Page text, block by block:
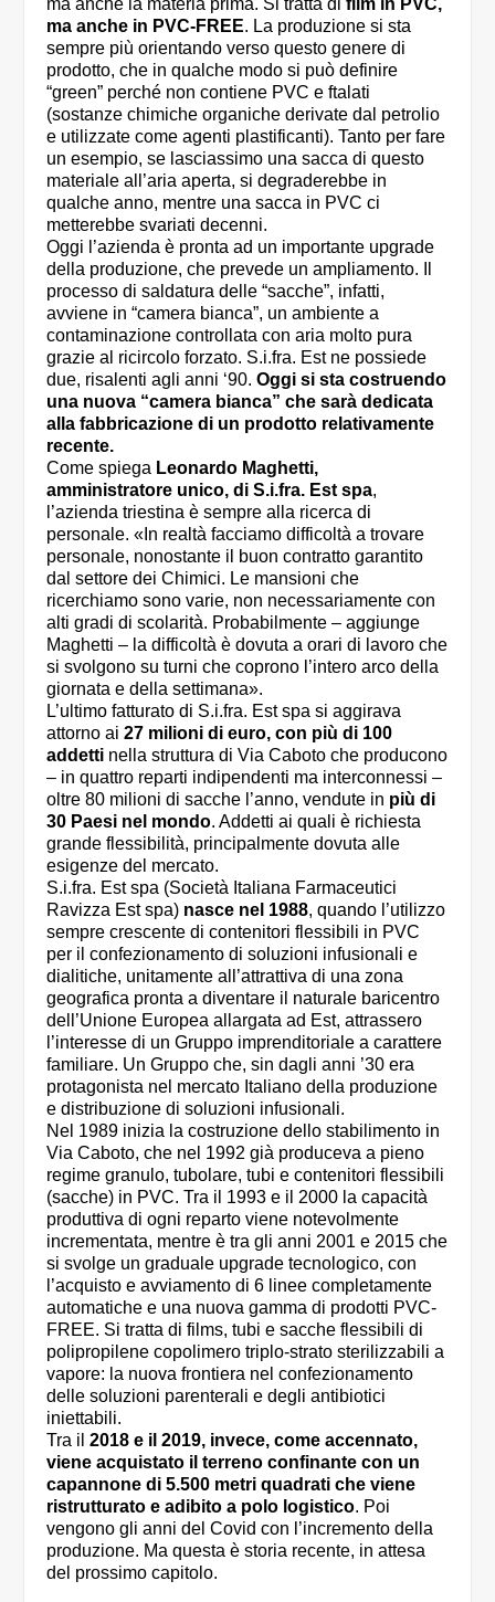
ma anche in PVC-FREE. La produzione si sta
sempre più orientando verso questo genere di
prodotto, che in qualche modo si può definire
“green” perché non contiene PVC e ftalati
(sostanze chimiche organiche derivate dal petrolio
e utilizzate come agenti plastificanti). Tanto per fare
un esempio, se lasciassimo una sacca di questo
materiale all’aria aperta, si degraderebbe in
qualche anno, mentre una sacca in PVC ci
metterebbe svariati decenni.
Oggi l’azienda è pronta ad un importante upgrade
della produzione, che prevede un ampliamento. Il
processo di saldatura delle “sacche”, infatti,
avviene in “camera bianca”, un ambiente a
contaminazione controllata con aria molto pura
grazie al ricircolo forzato. S.i.fra. Est ne possiede
due, risalenti agli anni ‘90.Oggi si sta costruendo
una nuova “camera bianca” che sarà dedicata
alla fabbricazione di un prodotto relativamente
recente.
Come spiega Leonardo Maghetti,
amministratore unico, di S.i.fra. Est spa,
l’azienda triestina è sempre alla ricerca di
personale. «In realtà facciamo difficoltà a trovare
personale, nonostante il buon contratto garantito
dal settore dei Chimici. Le mansioni che
ricerchiamo sono varie, non necessariamente con
alti gradi di scolarità. Probabilmente – aggiunge
Maghetti – la difficoltà è dovuta a orari di lavoro che
si svolgono su turni che coprono l’intero arco della
giornata e della settimana».
L’ultimo fatturato di S.i.fra. Est spa si aggirava
attorno ai 27 milioni di euro, con più di 100
addetti nella struttura di Via Caboto che producono
– in quattro reparti indipendenti ma interconnessi –
oltre 80 milioni di sacche l’anno, vendute in più di
30 Paesi nel mondo. Addetti ai quali è richiesta
grande flessibilità, principalmente dovuta alle
esigenze del mercato.
S.i.fra. Est spa (Società Italiana Farmaceutici
Ravizza Est spa) nasce nel 1988, quando l’utilizzo
sempre crescente di contenitori flessibili in PVC
per il confezionamento di soluzioni infusionali e
dialitiche, unitamente all’attrattiva di una zona
geografica pronta a diventare il naturale baricentro
dell’Unione Europea allargata ad Est, attrassero
l’interesse di un Gruppo imprenditoriale a carattere
familiare. Un Gruppo che, sin dagli anni ’30 era
protagonista nel mercato Italiano della produzione
e distribuzione di soluzioni infusionali.
Nel 1989 inizia la costruzione dello stabilimento in
Via Caboto, che nel 1992 già produceva a pieno
regime granulo, tubolare, tubi e contenitori flessibili
(sacche) in PVC. Tra il 1993 e il 2000 la capacità
produttiva di ogni reparto viene notevolmente
incrementata, mentre è tra gli anni 2001 e 2015 che
si svolge un graduale upgrade tecnologico, con
l’acquisto e avviamento di 6 linee completamente
automatiche e una nuova gamma di prodotti PVC-
FREE. Si tratta di films, tubi e sacche flessibili di
polipropilene copolimero triplo-strato sterilizzabili a
vapore: la nuova frontiera nel confezionamento
delle soluzioni parenterali e degli antibiotici
iniettabili.
Tra il2018 e il 2019, invece, come accennato,
viene acquistato il terreno confinante con un
capannone di 5.500 metri quadrati che viene
ristrutturato e adibito a polo logistico. Poi
vengono gli anni del Covid con l’incremento della
produzione. Ma questa è storia recente, in attesa
del prossimo capitolo.